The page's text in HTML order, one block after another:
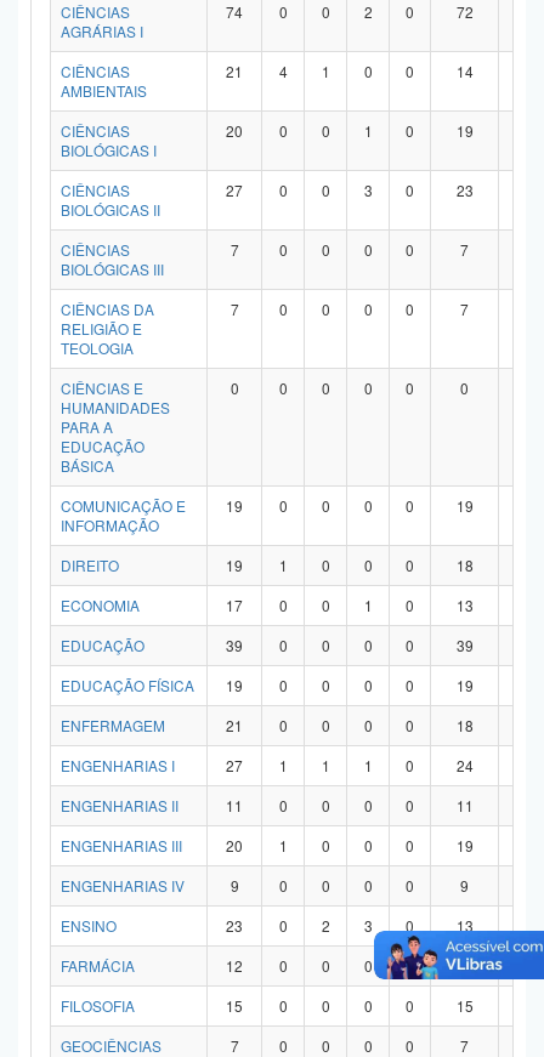
CIÊNCIAS
AGRÁRIAS I
74 0 0 2 0 72
CIÊNCIAS
AMBIENTAIS
21 4 1 0 0 14
CIÊNCIAS
BIOLÓGICAS I
20 0 0 1 0 19
CIÊNCIAS
BIOLÓGICAS II
27 0 0 3 0 23
CIÊNCIAS
BIOLÓGICAS III
7 0 0 0 0 7
CIÊNCIAS DA
RELIGIÃO E
TEOLOGIA
7 0 0 0 0 7
CIÊNCIAS E
HUMANIDADES
PARA A
EDUCAÇÃO
BÁSICA
0 0 0 0 0 0
COMUNICAÇÃO E
INFORMAÇÃO
19 0 0 0 0 19
DIREITO 19 1 0 0 0 18
ECONOMIA
17 0 0 1 0 13
EDUCAÇÃO
39 0 0 0 0 39
EDUCAÇÃO FÍSICA
19 0 0 0 0 19
ENFERMAGEM
21 0 0 0 0 18
ENGENHARIAS I
27 1 1 1 0 24
ENGENHARIAS II
11 0 0 0 0 11
ENGENHARIAS III
20 1 0 0 0 19
ENGENHARIAS IV
9 0 0 0 0 9
ENSINO
23 0 2 3 0 13
FARMÁCIA
12 0 0 0 0 12
FILOSOFIA
15 0 0 0 0 15
GEOCIÊNCIAS
7 0 0 0 0 7